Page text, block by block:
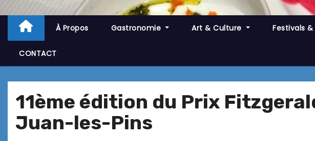
À Propos Gastronomie Art & Culture Festivals
CONTACT
11ème édition du Prix
Juan-les-Pins